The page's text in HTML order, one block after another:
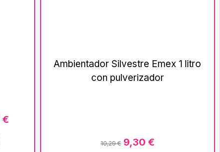
€
Ambientador Silvestre Emex 1 litro
con pulverizador
10,29€ 9,30 €